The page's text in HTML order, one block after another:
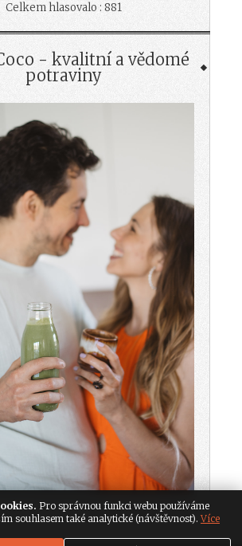
Celkem hlasovalo : 881
- kvalitní a vědomé
potraviny
Pro správnou funkci webu používáme
souhlasem také analytické (návštěvnost).Více